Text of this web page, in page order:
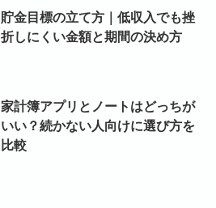
貯金目標の立て方｜低収入でも挫
折しにくい金額と期間の決め方
家計簿アプリとノートはどっちが
いい？続かない人向けに選び方を
比較